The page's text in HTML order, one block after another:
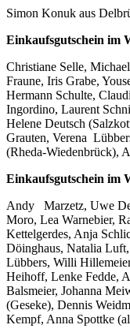
Simon Konuk aus
Einkaufsgutschein im
Christiane Selle,
Fraune, Iris Grabe,
Hermann Schulte,
Ingordino, Laurent
Helene Deutsch
Grauten, Verena
(Rheda-Wiedenbrück),
Einkaufsgutschein im
Andy Marzetz, Uwe
Moro, Lea Warnebier,
Kettelgerdes, Anja
Döinghaus, Natalia
Lübbers, Willi
Heihoff, Lenke Fedde,
Balsmeier, Johanna
(Geseke), Dennis
Kempf, Anna Spottke